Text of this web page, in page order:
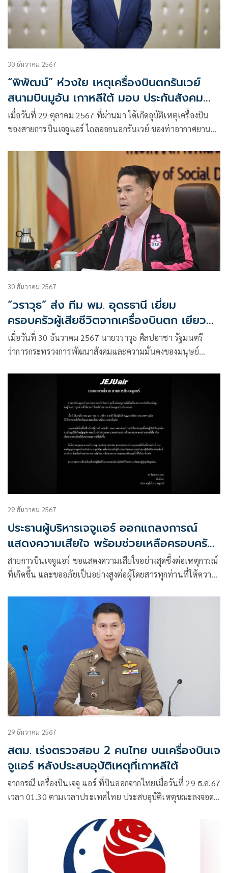
30 ธันวาคม 2567
“พิพัฒน์” ห่วงใย เหตุเครื่องบินตกรันเวย์
สนามบินมูอัน เกาหลีใต้ มอบ ประกันสังคม
เยียวยาทายาทผู้เสียชีวิตชาวไทย กว่า 1.8 แสน
บาท .
เมื่อวันที่ 29 ตุลาคม 2567 ที่ผ่านมา ได้เกิดอุบัติเหตุเครื่องบิน
ของสายการบินเจจูแอร์ ไถลออกนอกรันเวย์ ของท่าอากาศยาน
30 ธันวาคม 2567
“วราวุธ” ส่ง ทีม พม. อุดรธานี เยี่ยม
ครอบครัวผู้เสียชีวิตจากเครื่องบินตก เยียวยา
สภาพจิตใจ-สิทธิสวัสดิการ
เมื่อวันที่ 30 ธันวาคม 2567 นายวราวุธ ศิลปอาชา รัฐมนตรี
ว่าการกระทรวงการพัฒนาสังคมและความมั่นคงของมนุษย์
เครื่องบินสายการบินของเกาหลีใต้ ประสบอุบัติเหตุระหว่างลง
จอดที่สนามบินนานาชาติมูอัน หลังจากที่เดินทางออกจาก
29 ธันวาคม 2567
ประธานผู้บริหารเจจูแอร์ ออกแถลงการณ์
แสดงความเสียใจ พร้อมช่วยเหลือครอบครัว
ผู้เสียชีวิตเต็มที่
สายการบินเจจูแอร์ ขอแสดงความเสียใจอย่างสุดซึ้งต่อเหตุการณ์
ที่เกิดขึ้น และขออภัยเป็นอย่างสูงต่อผู้โดยสารทุกท่านที่ให้ความ
29 ธันวาคม 2567
สตม. เร่งตรวจสอบ 2 คนไทย บนเครื่องบินเจ
จูแอร์ หลังประสบอุบัติเหตุที่เกาหลีใต้
จากกรณี เครื่องบินเจจู แอร์ ที่บินออกจากไทยเมื่อวันที่ 29 ธ.ค.67
เวลา 01.30 ตามเวลาประเทศไทย ประสบอุบัติเหตุขณะลงจอดที่